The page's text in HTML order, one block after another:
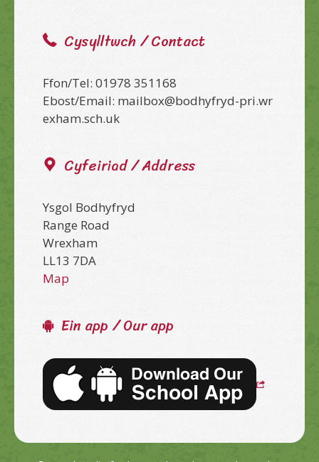
Cysylltwch / Contact
Ffon/Tel: 01978 351168
Ebost/Email: mailbox@bodhyfryd-pri.wr
exham.sch.uk
Cyfeiriad / Address
Ysgol Bodhyfryd
Range Road
Wrexham
LL13 7DA
Map
Ein app / Our app